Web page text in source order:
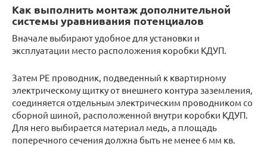
Как выполнить монтаж дополнительной
системы уравнивания потенциалов
Вначале выбирают удобное для установки и
эксплуатации место расположения коробки КДУП.
Затем РЕ проводник, подведенный к квартирному
электрическому щитку от внешнего контура заземления,
соединяется отдельным электрическим проводником со
сборной шиной, расположенной внутри коробки КДУП.
Для него выбирается материал медь, а площадь
поперечного сечения должна быть не менее 6 мм кв.